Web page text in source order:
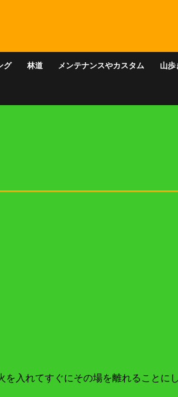
グ 林道 メンテナンスやカスタム 山歩
入れてすぐにその場を離れることにし